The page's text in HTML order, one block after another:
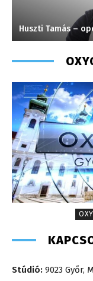
Huszti Tamás –
Stúdió: 9023 Győr,